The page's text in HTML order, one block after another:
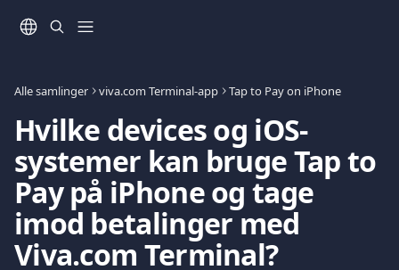
Alle samlinger viva.com Terminal-app Tap to Pay on iPhone
Hvilke devices og iOS-
systemer kan bruge Tap to
Pay på iPhone og tage
imod betalinger med
Viva.com Terminal?